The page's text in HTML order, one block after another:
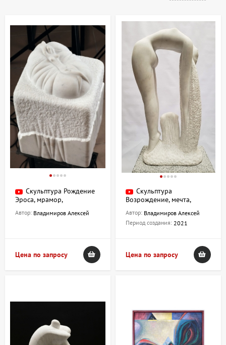
В коллекции представлены коллекционная живопись, авторская
скульптура и другие эксклюзивные предметы искусства,
отражающие богатство и разнообразие украинского
современного искусства. Эти произведения будут отличным
украшением для интерьера, а также станут инвестицией,
поскольку их ценность со временем возрастает.
Инвестиции в искусство — это вложение в вечные ценности.
Приобретая работы из нашей коллекции, вы становитесь
обладателем части культурного наследия Украины.
Скульптура Рождение
Эроса, мрамор,
Автор: Владимиров Алексей
Цена по запросу
Скульптура
Возрождение, мечта,
Алексей
Автор: Владимиров Алексей
Период создания: 2021
Цена по запросу